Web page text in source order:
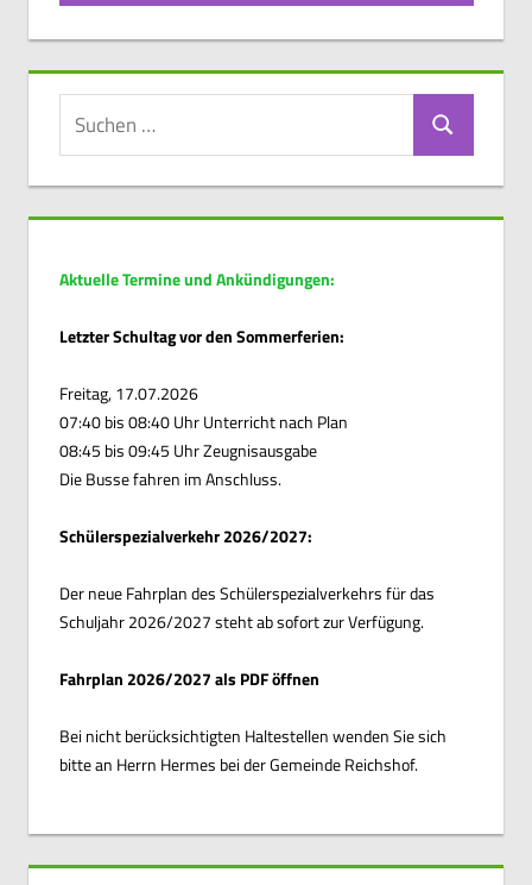
Suchen
Aktuelle Termine und Ankündigungen:
Letzter Schultag vor den Sommerferien:
Freitag, 17.07.2026
07:40 bis 08:40 Uhr Unterricht nach Plan
08:45 bis 09:45 Uhr Zeugnisausgabe
Die Busse fahren im Anschluss.
Schülerspezialverkehr 2026/2027:
Der neue Fahrplan des Schülerspezialverkehrs für das
Schuljahr 2026/2027 steht ab sofort zur Verfügung.
Fahrplan 2026/2027 als PDF öffnen
Bei nicht berücksichtigten Haltestellen wenden Sie sich
bitte an Herrn Hermes bei der Gemeinde Reichshof.